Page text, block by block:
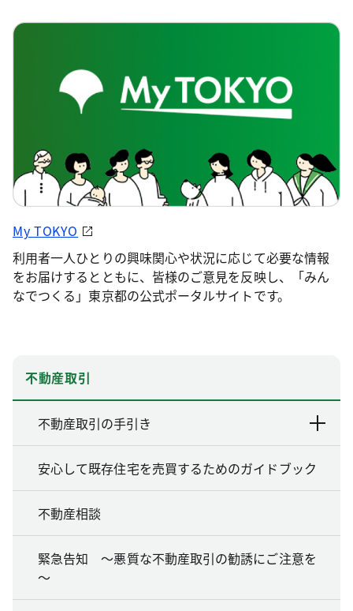
My TOKYO
利用者一人ひとりの興味関心や状況に応じて必要な情報
をお届けするとともに、皆様のご意見を反映し、「みん
なでつくる」東京都の公式ポータルサイトです。
不動産取引
不動産取引の手引き
安心して既存住宅を売買するためのガイドブック
不動産相談
緊急告知 ～悪質な不動産取引の勧誘にご注意を
～